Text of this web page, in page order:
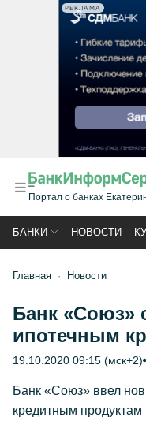
РЕКЛАМА
Портал о банках
БАНКИ НОВОСТИ
Главная Новости
Банк «Союз»
ипотечным
19.10.2020 09:15 (мск+2)
Банк «Союз» ввел
кредитным